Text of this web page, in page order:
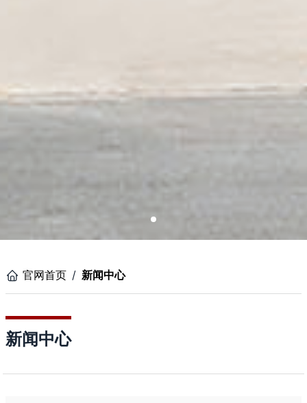
官网首页 / 新闻中心
新闻中心